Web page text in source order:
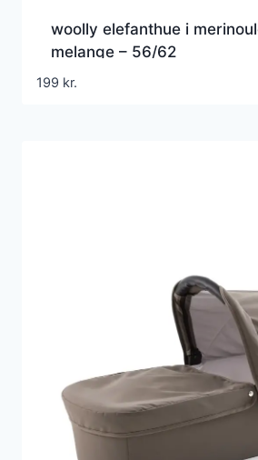
woolly elefanthue i
melange – 56/62
199 kr.